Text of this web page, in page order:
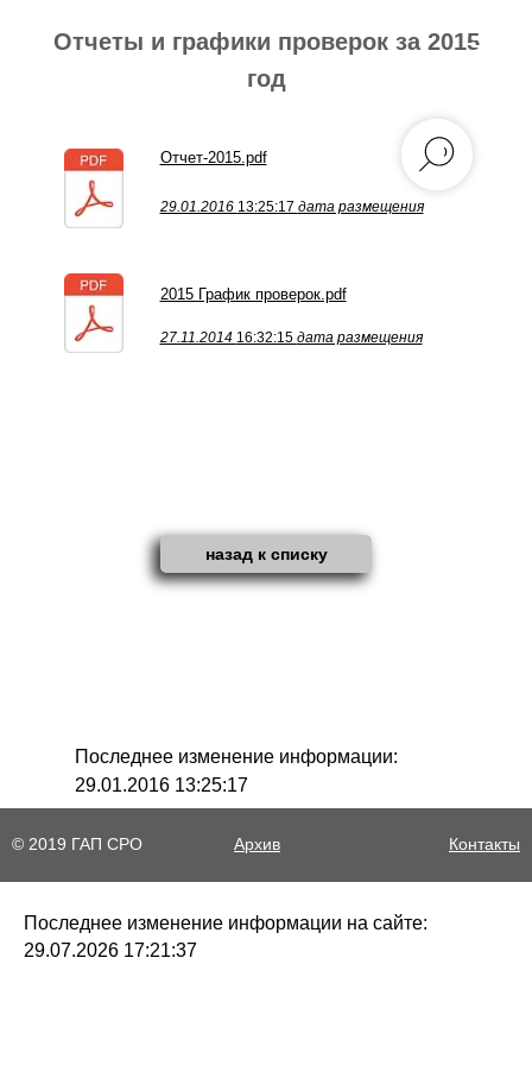
Отчет-2015.pdf
29.01.2016 13:25:17 дата размещения
2015 График проверок.pdf
27.11.2014 16:32:15 дата размещения
Отчеты и графики проверок за 2015
год
назад к списку
Последнее изменение информации:
29.01.2016 13:25:17
© 2019 ГАП СРО Архив Контакты
Последнее изменение информации на сайте:
29.07.2026 17:21:37